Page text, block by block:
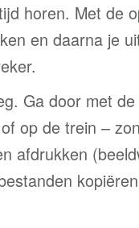
horen. Met de
en daarna je
Ga door met
op de trein –
afdrukken